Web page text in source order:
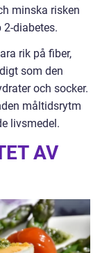
minska risken
diabetes.
rik på fiber,
som den
och socker.
måltidsrytm
livsmedel.
AV